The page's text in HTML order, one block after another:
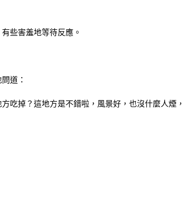
些害羞地等待反應。
道：
吃掉？這地方是不錯啦，風景好，也沒什麼人煙，